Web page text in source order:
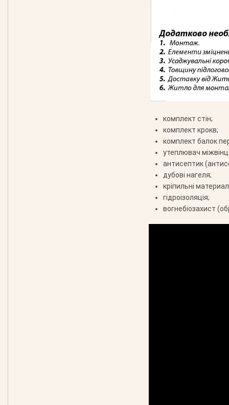
комплект стін;
комплект крокв;
комплект балок
утеплювач
антисептик
дубові нагеля;
кріпильні
гідроізоляція;
вогнебіозахист